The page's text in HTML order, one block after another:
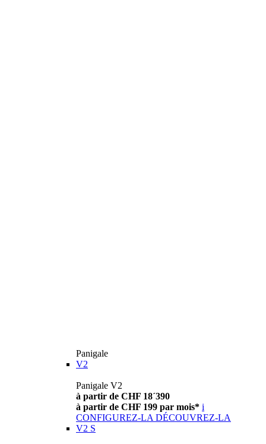
Panigale
V2
Panigale V2
à partir de CHF 18´390
à partir de CHF 199 par mois* i
CONFIGUREZ-LA DÉCOUVREZ-LA
V2 S